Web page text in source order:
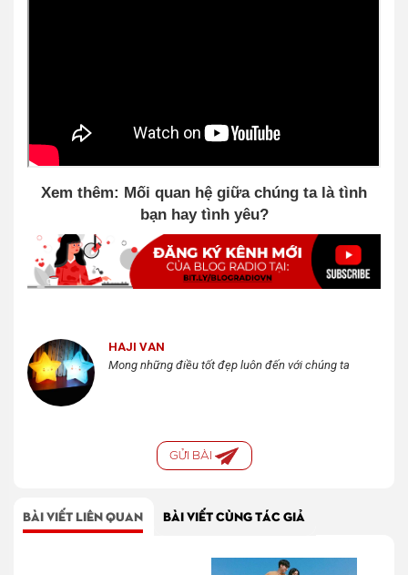
Xem thêm: Mối quan hệ giữa chúng ta là tình
bạn hay tình yêu?
HAJI VAN
Mong những điều tốt đẹp luôn đến với chúng ta
GỬI BÀI
BÀI VIẾT LIÊN QUAN BÀI VIẾT CÙNG TÁC GIẢ